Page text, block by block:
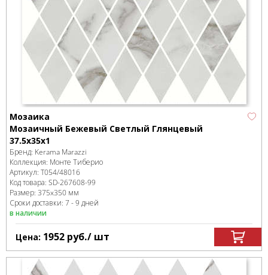
Мозаика
Мозаичный Бежевый Светлый Глянцевый
37.5x35x1
Бренд: Kerama Marazzi
Коллекция: Монте Тиберио
Артикул: T054/48016
Код товара: SD-267608-99
Размер: 375x350 мм
Сроки доставки: 7 - 9 дней
в наличии
Цена: 1952 руб./ шт